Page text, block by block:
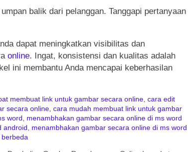
balik dari pelanggan. Tanggapi pertanyaan
dapat meningkatkan visibilitas dan
online. Ingat, konsistensi dan kualitas adalah
ini membantu Anda mencapai keberhasilan
membuat link untuk gambar secara online cara edit
secara online cara mudah membuat link untuk gambar
word
menambhakan gambar secara online di ms word
android
menambhakan gambar secara online di ms word